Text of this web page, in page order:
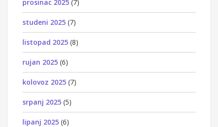
prosinac 2025 (7)
studeni 2025 (7)
listopad 2025 (8)
rujan 2025 (6)
kolovoz 2025 (7)
srpanj 2025 (5)
lipanj 2025 (6)